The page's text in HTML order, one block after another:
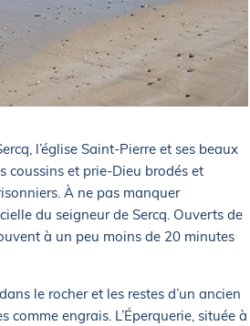
l’église Saint-Pierre et ses beaux
coussins et prie-Dieu brodés et
À ne pas manquer
du seigneur de Sercq. Ouverts de
à un peu moins de 20 minutes
le rocher et les restes d’un ancien
engrais. L’Éperquerie, située à